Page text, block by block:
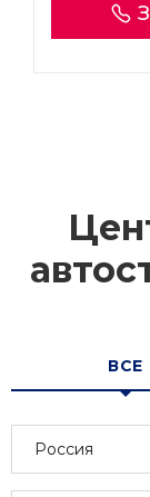
ВСЕ
Россия